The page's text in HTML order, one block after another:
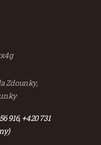
Zdounky,
916, +420 731